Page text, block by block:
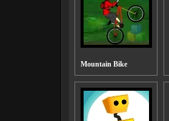
Mountain Bike